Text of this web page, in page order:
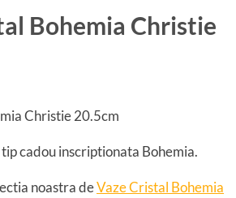
Bohemia Christie
Christie 20.5cm
cadou inscriptionata Bohemia.
noastra deVaze Cristal Bohemia